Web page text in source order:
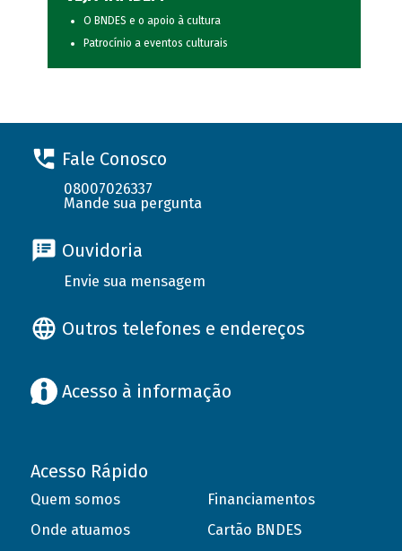
O BNDES e o apoio à cultura
Patrocínio a eventos culturais
Fale Conosco
08007026337
Mande sua pergunta
Ouvidoria
Envie sua mensagem
Outros telefones e endereços
Acesso à informação
Acesso Rápido
Quem somos
Onde atuamos
Financiamentos
Cartão BNDES